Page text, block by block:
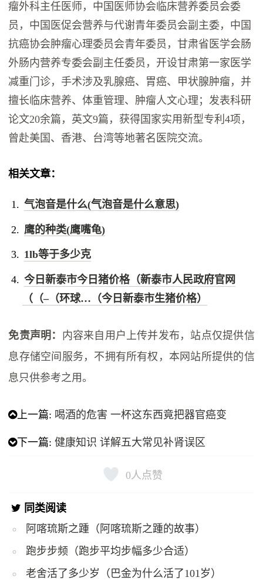
瘤外科主任医师，中国医师协会临床营养委员会委
员，中国医促会营养与代谢青年委员会副主委，中国
抗癌协会肿瘤心理委员会青年委员，甘肃省医学会肠
外肠内营养专委会副主任委员，开设甘肃第一家医学
减重门诊，手术涉及乳腺癌、胃癌、甲状腺肿瘤，并
擅长临床营养、体重管理、肿瘤人文心理；发表科研
论文20余篇，英文9篇，获得国家实用新型专利4项，
曾赴美国、香港、台湾等地著名医院交流。
相关文章：
气泡音是什么(气泡音是什么意思)
鹰的种类(鹰嘴龟)
1lb等于多少克
今日新泰市今日猪价格（新泰市人民政府官网
（（–（环球…（今日新泰市生猪价格）
免责声明： 内容来自用户上传并发布，站点仅提供信
息存储空间服务，不拥有所有权，本网站所提供的信
息只供参考之用。
上一篇: 喝酒的危害 一杯这东西竟把器官癌变
下一篇:健康知识 详解五大常见补肾误区
0人点赞
同类阅读
阿喀琉斯之踵（阿喀琉斯之踵的故事）
跑步步频（跑步平均步幅多少合适）
老舍活了多少岁（巴金为什么活了101岁）